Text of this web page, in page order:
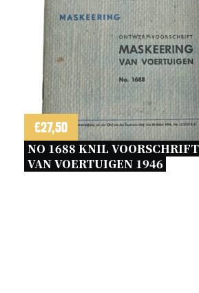
€27,50
NO 1688 KNIL
VAN VOERTUIGEN 1946